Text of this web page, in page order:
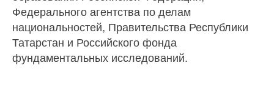
Федерального агентства по делам
национальностей, Правительства Республики
Татарстан и Российского фонда
фундаментальных исследований.